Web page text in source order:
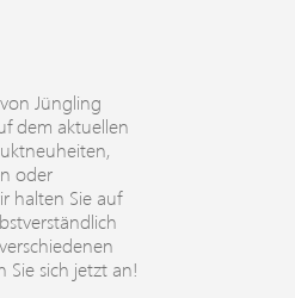
Jüngling
dem aktuellen
oder
halten Sie auf
Sie sich jetzt an!